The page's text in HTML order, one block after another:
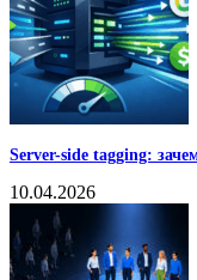
Server-side tagging:
10.04.2026